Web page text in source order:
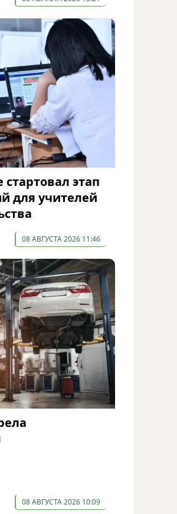
этап
для учителей
08 АВГУСТА 2026 11:46
08 АВГУСТА 2026 10:09